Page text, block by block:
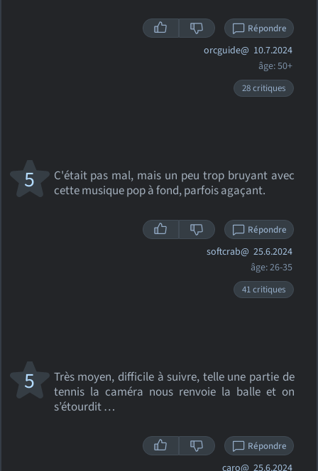
Répondre
orcguide@ 10.7.2024
âge: 50+
28 critiques
C'était pas mal, mais un peu trop bruyant avec
cette musique pop à fond, parfois agaçant.
5
Répondre
softcrab@ 25.6.2024
âge: 26-35
41 critiques
Très moyen, difficile à suivre, telle une partie de
tennis la caméra nous renvoie la balle et on
s’étourdit …
5
Répondre
caro@ 25.6.2024